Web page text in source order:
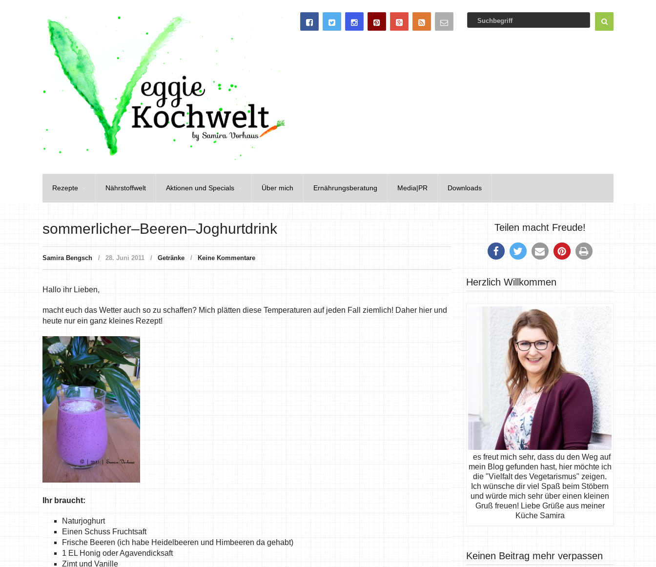
Rezepte Nährstoffwelt Aktionen und Specials Über mich Ernährungsberatung Media|PR Downloads
sommerlicher–Beeren–Joghurtdrink
Samira Bengsch 28. Juni 2011 Getränke Keine Kommentare
Hallo ihr Lieben,
macht euch das Wetter auch so zu schaffen? Mich plätten diese Temperaturen auf jeden Fall ziemlich! Daher hier und
heute nur ein ganz kleines Rezept!
Ihr braucht:
Naturjoghurt
Einen Schuss Fruchtsaft
Frische Beeren (ich habe Heidelbeeren und Himbeeren da gehabt)
1 EL Honig oder Agavendicksaft
Zimt und Vanille
Teilen macht Freude!
Herzlich Willkommen
es freut mich sehr, dass du den Weg auf
mein Blog gefunden hast, hier möchte ich
die "Vielfalt des Vegetarismus" zeigen.
Ich wünsche dir viel Spaß beim Stöbern
und würde mich sehr über einen kleinen
Gruß freuen! Liebe Grüße aus meiner
Küche Samira
Keinen Beitrag mehr verpassen